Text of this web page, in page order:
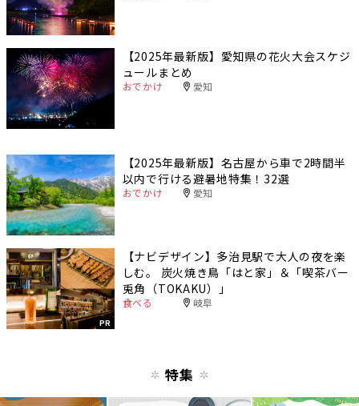
【2025年最新版】愛知県の花火大会スケジ
ュールまとめ
おでかけ 愛知
【2025年最新版】名古屋から車で2時間半
以内で行ける避暑地特集！32選
おでかけ 愛知
PR
【ナビデザイン】多治見駅で大人の夜を楽
しむ。 炭火焼き鳥「はと家」＆「喫茶バー
兎角（TOKAKU）」
食べる 岐阜
特集